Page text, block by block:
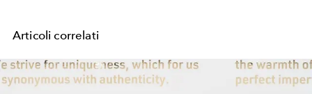
Articoli correlati